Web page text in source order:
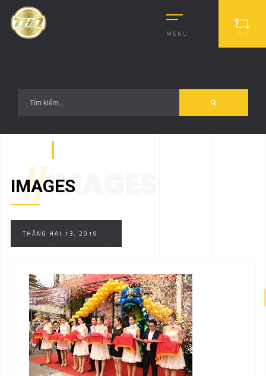
MENU
//IMAGES
IMAGES
THÁNG HAI 13, 2019